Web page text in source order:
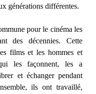
générations différentes.
pour le cinéma les
des décennies. Cette
films et les hommes et
les façonnent, les a
et échanger pendant
ils ont travaillé,